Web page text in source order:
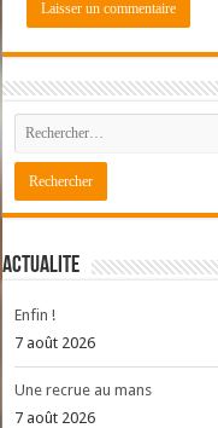
ACTUALITE
Enfin !
7 août 2026
Une recrue au mans
7 août 2026